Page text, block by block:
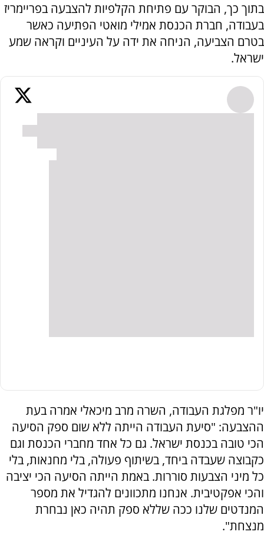
בתוך כך, הבוקר עם פתיחת הקלפיות להצבעה בפריימריז
בעבודה, חברת הכנסת אמילי מואטי הפתיעה כאשר
בטרם הצביעה, הניחה את ידה על העיניים וקראה שמע
ישראל.
יו"ר מפלגת העבודה, השרה מרב מיכאלי אמרה בעת
ההצבעה: "סיעת העבודה הייתה ללא שום ספק הסיעה
הכי טובה בכנסת ישראל. גם כל אחד מחברי הכנסת וגם
כקבוצה שעבדה ביחד, בשיתוף פעולה, בלי מחנאות, בלי
כל מיני הצבעות סוררות. באמת הייתה הסיעה הכי יציבה
והכי אפקטיבית. אנחנו מתכוונים להגדיל את מספר
המנדטים שלנו ככה שללא ספק תהיה כאן נבחרת
מנצחת".